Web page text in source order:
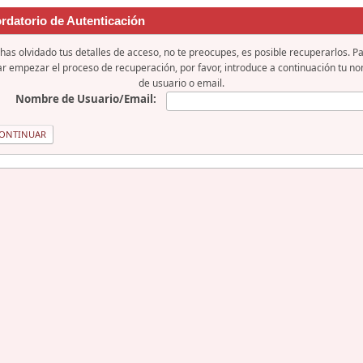
de Autenticación
olvidado tus detalles de acceso, no te preocupes, es posible recuperarlos.
empezar el proceso de recuperación, por favor, introduce a continuación tu
de usuario o email.
Nombre de Usuario/Email: